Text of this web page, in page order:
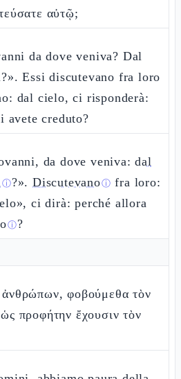
αὐτῷ;
da dove veniva? Dal
Essi discutevano fra loro
dal cielo, ci risponderà:
avete creduto?
da dove veniva:dal
ⓘ?».Discutevanoⓘ fra loro:
ci dirà: perché allora
ⓘ?
φοβούμεθα τὸν
προφήτην ἔχουσιν τὸν